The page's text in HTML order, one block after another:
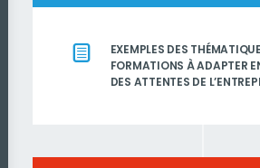
EXEMPLES DES
FORMATIONS À ADAPTER
DES ATTENTES DE